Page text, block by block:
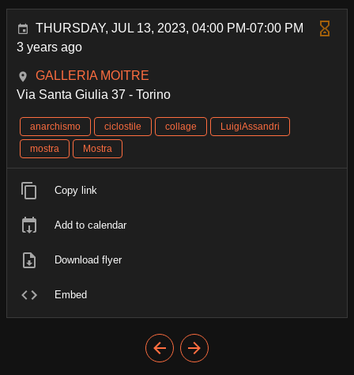
THURSDAY, JUL 13, 2023, 04:00 PM-07:00 PM
3 years ago
GALLERIA MOITRE
Via Santa Giulia 37 - Torino
anarchismo ciclostile collage
LuigiAssandri
mostra
Mostra
Copy link
Add to calendar
Download flyer
Embed